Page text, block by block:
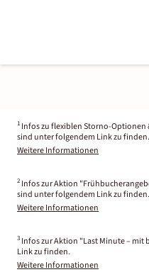
1 Infos zu flexiblen Storno-
sind unter folgendem Link zu finden.
Weitere Informationen
2 Infos zur Aktion
sind unter folgendem Link zu finden.
Weitere Informationen
3 Infos zur Aktion "Last Minute – mit
Link zu finden.
Weitere Informationen